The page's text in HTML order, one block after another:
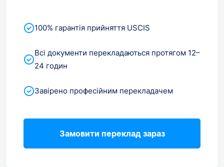
100% гарантія прийняття USCIS
Всі документи перекладаються протягом 12–
24 годин
Завірено професійним перекладачем
Замовити переклад зараз